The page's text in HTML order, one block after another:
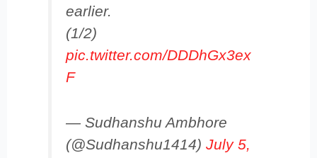
earlier.
(1/2)
pic.twitter.com/DDDhGx3ex
F
— Sudhanshu Ambhore
(@Sudhanshu1414)July 5,